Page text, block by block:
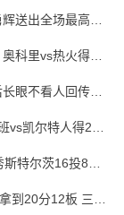
[河村勇辉集锦-腾讯视频] 穿针引线！河村勇辉送出全场最高12助攻 8中2拿到5分5板
[奥科里个人集锦-腾讯视频] 空砍全场最高！奥科里vs热火得27分4板
[杨瀚森妙助-腾讯视频] 十佳球！杨瀚森脑后长眼不看人回传助队友暴扣
[卡拉班个人集锦-腾讯视频] 5记三分！卡拉班vs凯尔特人得21+8
[斯特尔茨集锦-腾讯视频] 三分没开！16号秀斯特尔茨16投8中&三分8中2得到22分2板6助
[雷诺集锦-腾讯视频] 两双到手！雷诺15中7拿到20分12板 三分5中2